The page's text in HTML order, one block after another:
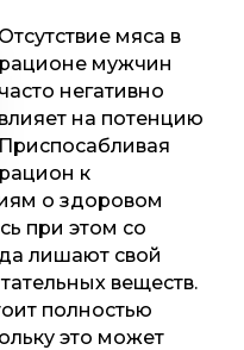
Отсутствие мяса в
рационе мужчин
часто негативно
влияет на потенцию
Приспосабливая
рацион к
о здоровом
при этом со
лишают свой
веществ.
полностью
это может